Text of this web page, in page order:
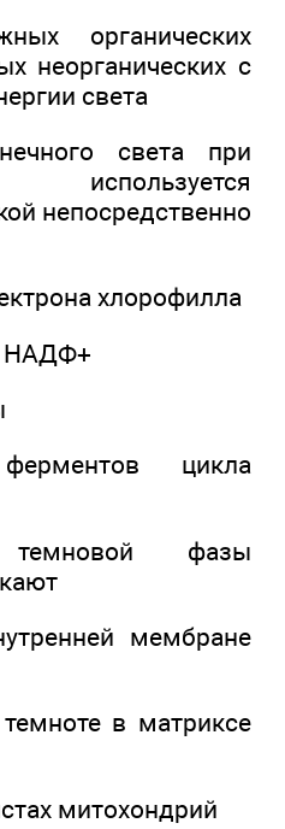
органических
неорганических с
света
света при
непосредственно
хлорофилла
НАДФ+
цикла
фазы
мембране
в матриксе
митохондрий